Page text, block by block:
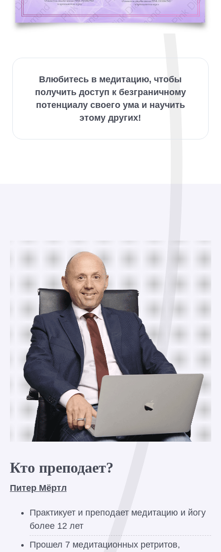
Влюбитесь в медитацию, чтобы
получить доступ к безграничному
потенциалу своего ума и научить
этому других!
Кто преподает?
Питер Мёртл
Практикует и преподает медитацию и йогу
более 12 лет
Прошел 7 медитационных ретритов,